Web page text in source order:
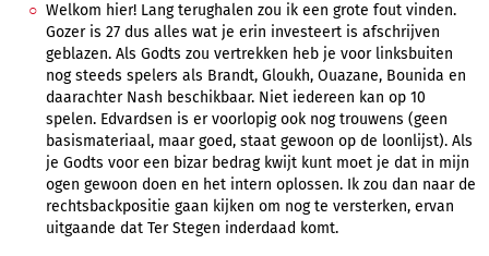
Welkom hier! Lang terughalen zou ik een grote fout vinden.
Gozer is 27 dus alles wat je erin investeert is afschrijven
geblazen. Als Godts zou vertrekken heb je voor linksbuiten
nog steeds spelers als Brandt, Gloukh, Ouazane, Bounida en
daarachter Nash beschikbaar. Niet iedereen kan op 10
spelen. Edvardsen is er voorlopig ook nog trouwens (geen
basismateriaal, maar goed, staat gewoon op de loonlijst). Als
je Godts voor een bizar bedrag kwijt kunt moet je dat in mijn
ogen gewoon doen en het intern oplossen. Ik zou dan naar de
rechtsbackpositie gaan kijken om nog te versterken, ervan
uitgaande dat Ter Stegen inderdaad komt.